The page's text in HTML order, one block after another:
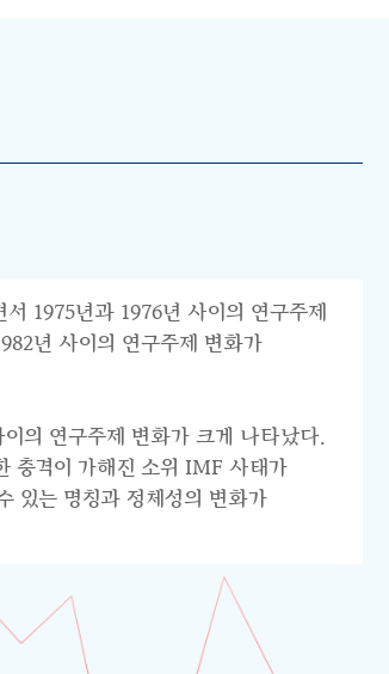
1975년과 1976년 사이의 연구주제
년 사이의 연구주제 변화가
의 연구주제 변화가 크게 나타났다.
충격이 가해진 소위 IMF 사태가
있는 명칭과 정체성의 변화가